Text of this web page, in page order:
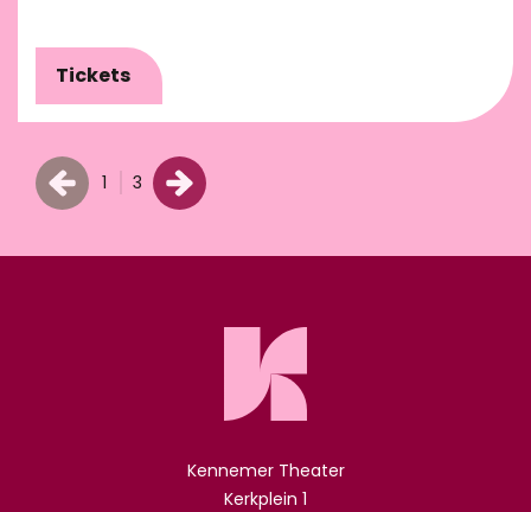
Tickets
1 3
Kennemer Theater
Kerkplein 1